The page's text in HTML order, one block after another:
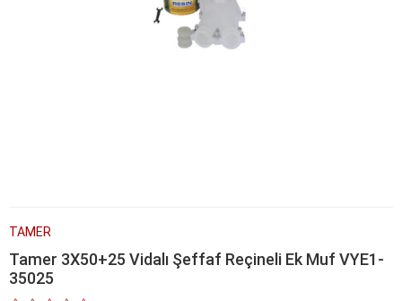
TAMER
Tamer 3X50+25 Vidalı Şeffaf Reçineli Ek Muf VYE1-
35025